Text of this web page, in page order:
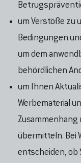
um Verstöße zu
Bedingungen
um dem
behördlichen
um Ihnen
Werbematerial
übermitteln. Bei
entscheiden, ob